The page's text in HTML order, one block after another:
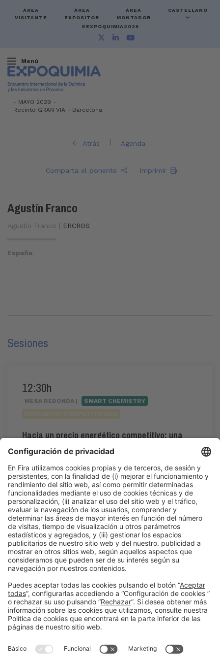
ÁREA
VISITANTE
ÁREA
EXPOSITOR
ÁREA
MONTADOR
CASTELLANO
#EXPOQUIMIA2026
Menú
- MAYO 2029 -
Recinto GRAN VIA - Barcelona
Atrás | Agenda
Comparta el ponente Imprimir
Agustín Franco
Agustín Franco | ERCROS
España
Sesiones
12:30h
MESA REDONDA |
SMART CHEMISTRY
Hacia un precio energético competitivo: una
prioridad para la Industria Química
Mié 3 12:30h - 14:00h
Smart Chemistry
Acceso público
Leer más